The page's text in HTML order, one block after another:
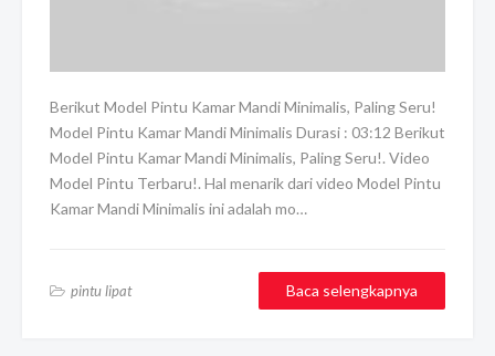
Berikut Model Pintu Kamar Mandi Minimalis, Paling Seru!
Model Pintu Kamar Mandi Minimalis Durasi : 03:12 Berikut
Model Pintu Kamar Mandi Minimalis, Paling Seru!. Video
Model Pintu Terbaru!. Hal menarik dari video Model Pintu
Kamar Mandi Minimalis ini adalah mo…
pintu lipat Baca selengkapnya